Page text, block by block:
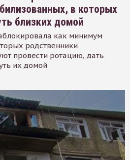
в которых
близких домой
как минимум
родственники
провести ротацию, дать
их домой